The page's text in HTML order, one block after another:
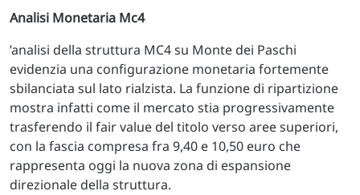
Analisi Monetaria Mc4
’analisi della struttura MC4 su Monte dei Paschi
evidenzia una configurazione monetaria fortemente
sbilanciata sul lato rialzista. La funzione di ripartizione
mostra infatti come il mercato stia progressivamente
trasferendo il fair value del titolo verso aree superiori,
con la fascia compresa fra 9,40 e 10,50 euro che
rappresenta oggi la nuova zona di espansione
direzionale della struttura.